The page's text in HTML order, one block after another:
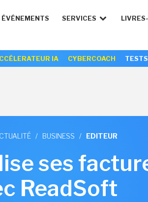
ÉVÉNEMENTS SERVICES
IA CYBERCOACH TESTS
/ BUSINESS / EDITEUR
ses
ReadSoft